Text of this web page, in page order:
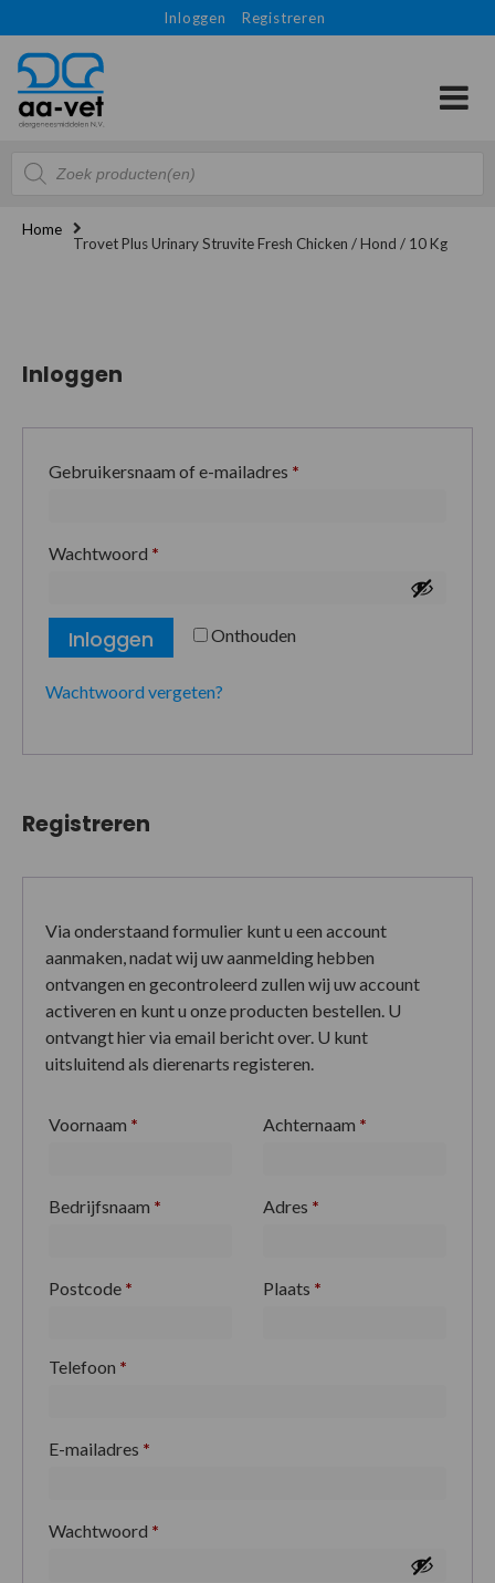
Inloggen Registreren
Producten
zoeken
Home
Trovet Plus Urinary Struvite Fresh Chicken / Hond / 10 Kg
Inloggen
Gebruikersnaam of e-mailadres *
Wachtwoord *
Onthouden
Inloggen
Wachtwoord vergeten?
Registreren
Via onderstaand formulier kunt u een account
aanmaken, nadat wij uw aanmelding hebben
ontvangen en gecontroleerd zullen wij uw account
activeren en kunt u onze producten bestellen. U
ontvangt hier via email bericht over. U kunt
uitsluitend als dierenarts registeren.
Voornaam * Achternaam *
Bedrijfsnaam * Adres *
Postcode * Plaats *
Telefoon *
E-mailadres *
Wachtwoord *